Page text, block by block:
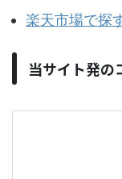
楽天市場で探
当サイト発の